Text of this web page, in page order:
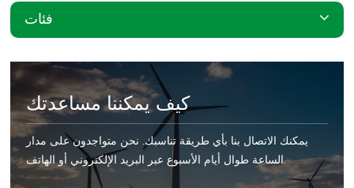
فئات
كيف يمكننا مساعدتك
يمكنك الاتصال بنا بأي طريقة تناسبك. نحن متواجدون على مدار
الساعة طوال أيام الأسبوع عبر البريد الإلكتروني أو الهاتف.